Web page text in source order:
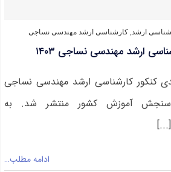
ارشد, کارشناسی ارشد مهندسی نساجی
ارشد مهندسی نساجی ۱۴۰۳
کنکور کارشناسی ارشد مهندسی نساجی
سنجش آموزش کشور منتشر شد. به
ادامه مطلب…